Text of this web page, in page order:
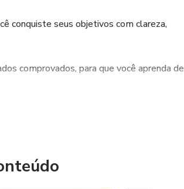
conquiste seus objetivos com clareza,
comprovados, para que você aprenda de